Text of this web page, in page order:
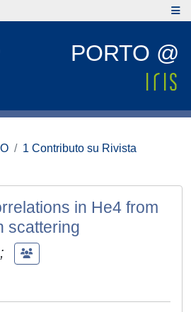
PORTO @
1 Contributo su Rivista
in He4 from
scattering
;